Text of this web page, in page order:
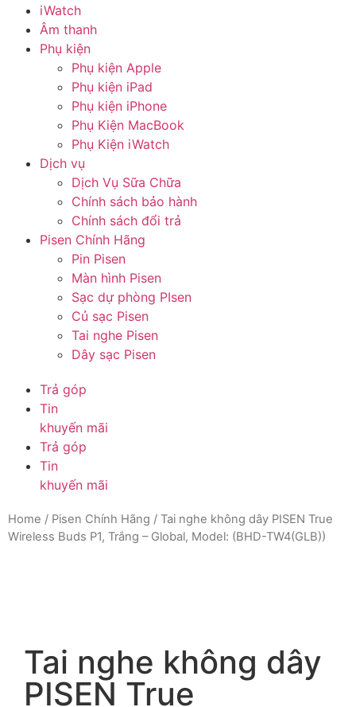
iWatch
Âm thanh
Phụ kiện
Phụ kiện Apple
Phụ kiện iPad
Phụ kiện iPhone
Phụ Kiện MacBook
Phụ Kiện iWatch
Dịch vụ
Dịch Vụ Sữa Chữa
Chính sách bảo hành
Chính sách đổi trả
Pisen Chính Hãng
Pin Pisen
Màn hình Pisen
Sạc dự phòng PIsen
Củ sạc Pisen
Tai nghe Pisen
Dây sạc Pisen
Trả góp
Tin
khuyến mãi
Trả góp
Tin
khuyến mãi
Home / Pisen Chính Hãng / Tai nghe không dây PISEN True
Wireless Buds P1, Trắng – Global, Model: (BHD-TW4(GLB))
Tai nghe không dây
PISEN True